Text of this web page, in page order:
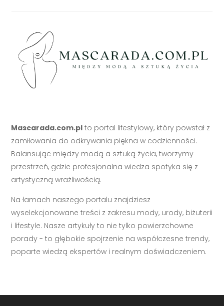
Mascarada.com.pl to portal lifestylowy, który powstał z
zamiłowania do odkrywania piękna w codzienności.
Balansując między modą a sztuką życia, tworzymy
przestrzeń, gdzie profesjonalna wiedza spotyka się z
artystyczną wrażliwością.
Na łamach naszego portalu znajdziesz
wyselekcjonowane treści z zakresu mody, urody, biżuterii
i lifestyle. Nasze artykuły to nie tylko powierzchowne
porady - to głębokie spojrzenie na współczesne trendy,
poparte wiedzą ekspertów i realnym doświadczeniem.